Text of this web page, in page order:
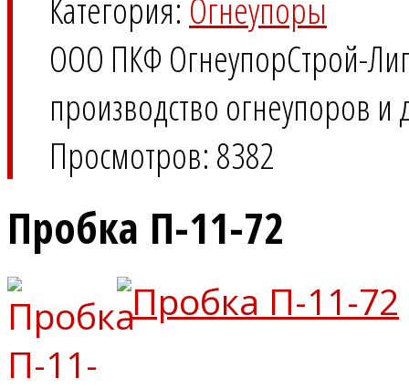
ООО ПКФ ОгнеупорСтрой-
производство огнеупоров и
Просмотров: 8382
Пробка П-11-72